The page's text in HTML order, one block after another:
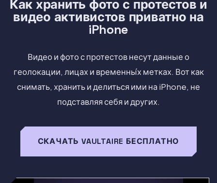
Как хранить фото с протестов и
видео активистов приватно на
iPhone
Видео и фото с протестов несут данные о
геолокации, лицах и временны́х метках. Вот как
снимать, хранить и делиться ими на iPhone, не
подставляя себя и других.
СКАЧАТЬ VAULTAIRE БЕСПЛАТНО